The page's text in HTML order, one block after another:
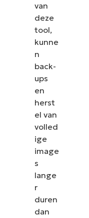
van
deze
tool,
kunne
n
back-
ups
en
herst
el van
volled
ige
image
s
lange
r
duren
dan